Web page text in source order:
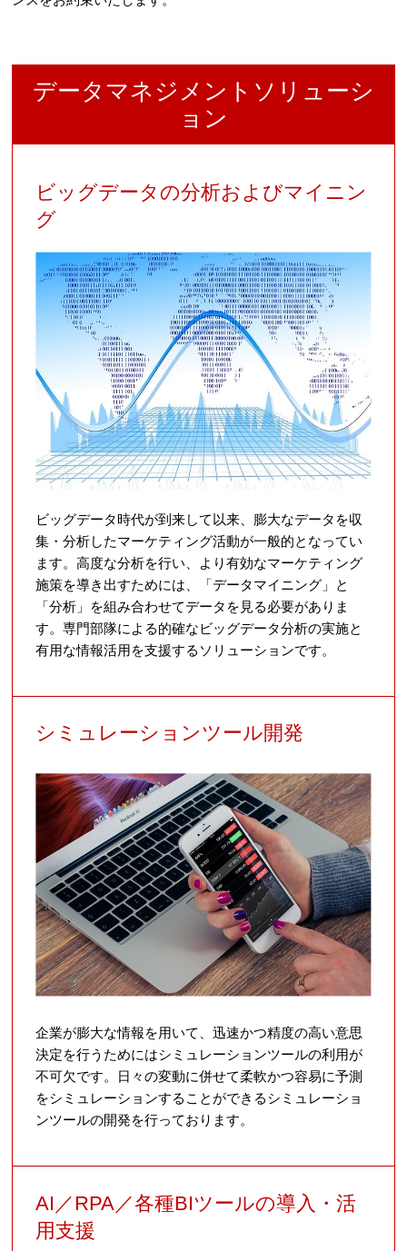
データマネジメントソリューシ
ョン
ビッグデータの分析およびマイニン
グ
ビッグデータ時代が到来して以来、膨大なデータを収
集・分析したマーケティング活動が一般的となってい
ます。高度な分析を行い、より有効なマーケティング
施策を導き出すためには、「データマイニング」と
「分析」を組み合わせてデータを見る必要がありま
す。専門部隊による的確なビッグデータ分析の実施と
有用な情報活用を支援するソリューションです。
シミュレーションツール開発
企業が膨大な情報を用いて、迅速かつ精度の高い意思
決定を行うためにはシミュレーションツールの利用が
不可欠です。日々の変動に併せて柔軟かつ容易に予測
をシミュレーションすることができるシミュレーショ
ンツールの開発を行っております。
AI／RPA／各種BIツールの導入・活
用支援